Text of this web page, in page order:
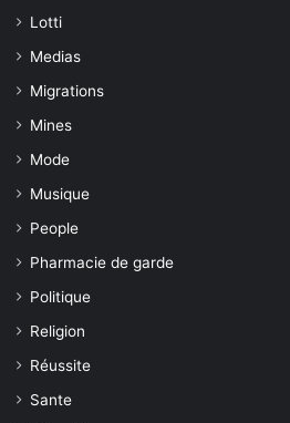
Lotti
Medias
Migrations
Mines
Mode
Musique
People
Pharmacie de garde
Politique
Religion
Réussite
Sante